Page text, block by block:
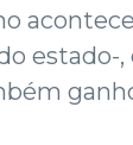
estado-